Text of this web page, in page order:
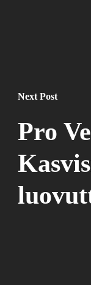
Next Post
Pro